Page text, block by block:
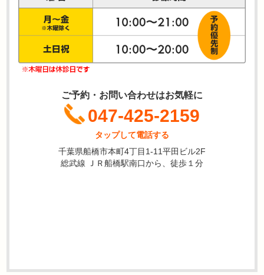
ご予約・お問い合わせはお気軽に
047-425-2159
タップして電話する
千葉県船橋市本町4丁目1-11平田ビル2F
総武線 ＪＲ船橋駅南口から、徒歩１分